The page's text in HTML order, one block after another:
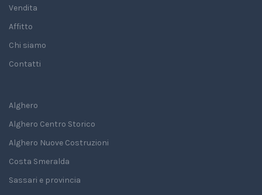
Vendita
Affitto
Chi siamo
Contatti
Alghero
Alghero Centro Storico
Alghero Nuove Costruzioni
Costa Smeralda
Sassari e provincia